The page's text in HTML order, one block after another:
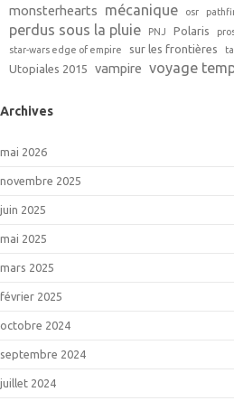
monsterhearts mécanique osr
perdus sous la pluie PNJ Polaris
star-wars edge of empire sur les frontières
Utopiales 2015 vampire voyage
Archives
mai 2026
novembre 2025
juin 2025
mai 2025
mars 2025
février 2025
octobre 2024
septembre 2024
juillet 2024